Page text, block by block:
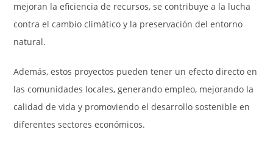
mejoran la eficiencia de recursos, se contribuye a la lucha
contra el cambio climático y la preservación del entorno
natural.
Además, estos proyectos pueden tener un efecto directo en
las comunidades locales, generando empleo, mejorando la
calidad de vida y promoviendo el desarrollo sostenible en
diferentes sectores económicos.